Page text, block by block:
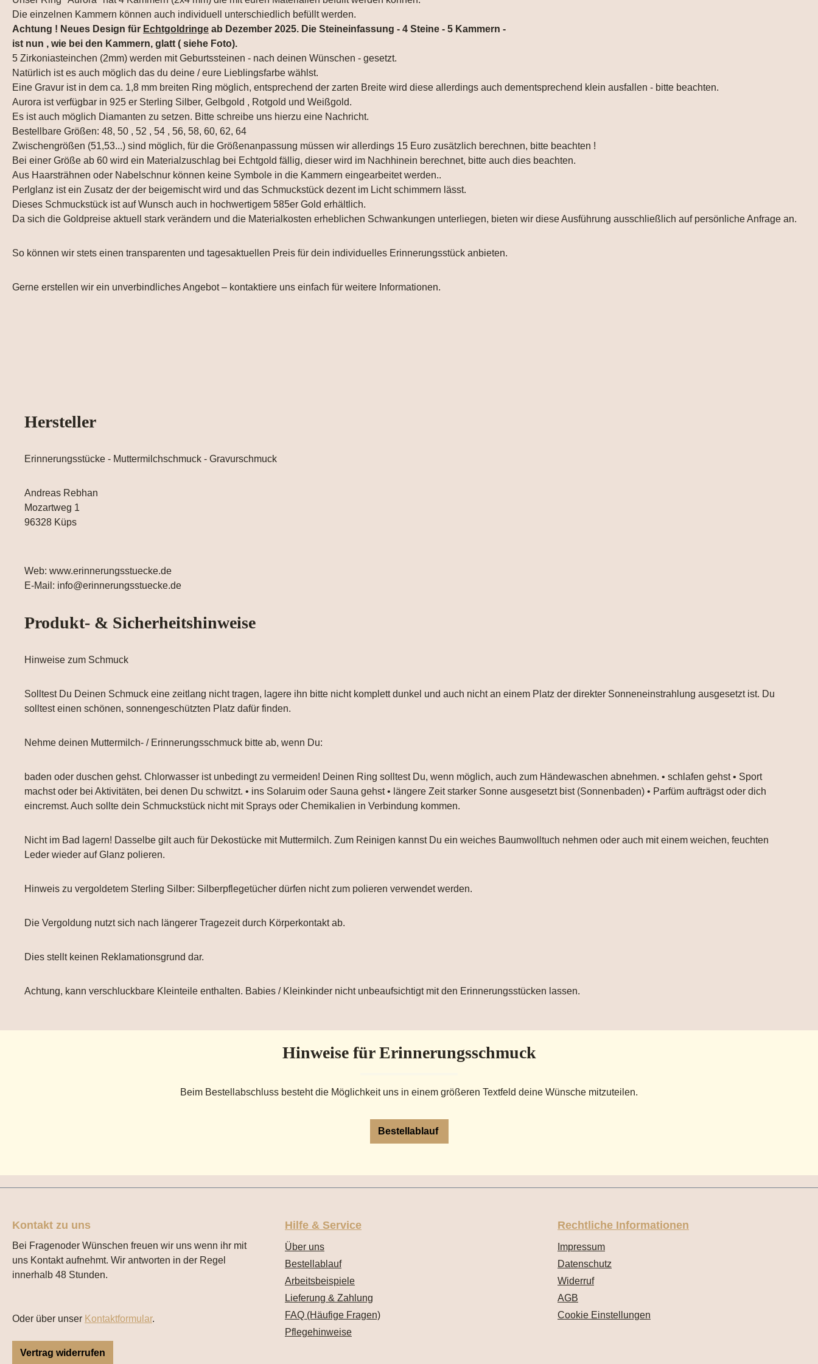
Die einzelnen Kammern können auch individuell unterschiedlich befüllt werden.
Achtung ! Neues Design für Echtgoldringe ab Dezember 2025. Die Steineinfassung - 4 Steine - 5 Kammern -
ist nun , wie bei den Kammern, glatt ( siehe Foto).
5 Zirkoniasteinchen (2mm) werden mit Geburtssteinen - nach deinen Wünschen - gesetzt.
Natürlich ist es auch möglich das du deine / eure Lieblingsfarbe wählst.
Eine Gravur ist in dem ca. 1,8 mm breiten Ring möglich, entsprechend der zarten Breite wird diese allerdings auch dementsprechend klein ausfallen - bitte beachten.
Aurora ist verfügbar in 925 er Sterling Silber, Gelbgold , Rotgold und Weißgold.
Es ist auch möglich Diamanten zu setzen. Bitte schreibe uns hierzu eine Nachricht.
Bestellbare Größen: 48, 50 , 52 , 54 , 56, 58, 60, 62, 64
Zwischengrößen (51,53...) sind möglich, für die Größenanpassung müssen wir allerdings 15 Euro zusätzlich berechnen, bitte beachten !
Bei einer Größe ab 60 wird ein Materialzuschlag bei Echtgold fällig, dieser wird im Nachhinein berechnet, bitte auch dies beachten.
Aus Haarsträhnen oder Nabelschnur können keine Symbole in die Kammern eingearbeitet werden..
Perlglanz ist ein Zusatz der der beigemischt wird und das Schmuckstück dezent im Licht schimmern lässt.
Dieses Schmuckstück ist auf Wunsch auch in hochwertigem 585er Gold erhältlich.
Da sich die Goldpreise aktuell stark verändern und die Materialkosten erheblichen Schwankungen unterliegen, bieten wir diese Ausführung ausschließlich auf persönliche Anfrage an.
So können wir stets einen transparenten und tagesaktuellen Preis für dein individuelles Erinnerungsstück anbieten.
Gerne erstellen wir ein unverbindliches Angebot – kontaktiere uns einfach für weitere Informationen.
Hersteller
Erinnerungsstücke - Muttermilchschmuck - Gravurschmuck
Andreas Rebhan
Mozartweg 1
96328 Küps
Web: www.erinnerungsstuecke.de
E-Mail: info@erinnerungsstuecke.de
Produkt- & Sicherheitshinweise
Hinweise zum Schmuck
Solltest Du Deinen Schmuck eine zeitlang nicht tragen, lagere ihn bitte nicht komplett dunkel und auch nicht an einem Platz der direkter Sonneneinstrahlung ausgesetzt ist. Du
solltest einen schönen, sonnengeschützten Platz dafür finden.
Nehme deinen Muttermilch- / Erinnerungsschmuck bitte ab, wenn Du:
baden oder duschen gehst. Chlorwasser ist unbedingt zu vermeiden! Deinen Ring solltest Du, wenn möglich, auch zum Händewaschen abnehmen. • schlafen gehst • Sport
machst oder bei Aktivitäten, bei denen Du schwitzt. • ins Solaruim oder Sauna gehst • längere Zeit starker Sonne ausgesetzt bist (Sonnenbaden) • Parfüm aufträgst oder dich
eincremst. Auch sollte dein Schmuckstück nicht mit Sprays oder Chemikalien in Verbindung kommen.
Nicht im Bad lagern! Dasselbe gilt auch für Dekostücke mit Muttermilch. Zum Reinigen kannst Du ein weiches Baumwolltuch nehmen oder auch mit einem weichen, feuchten
Leder wieder auf Glanz polieren.
Hinweis zu vergoldetem Sterling Silber: Silberpflegetücher dürfen nicht zum polieren verwendet werden.
Die Vergoldung nutzt sich nach längerer Tragezeit durch Körperkontakt ab.
Dies stellt keinen Reklamationsgrund dar.
Achtung, kann verschluckbare Kleinteile enthalten. Babies / Kleinkinder nicht unbeaufsichtigt mit den Erinnerungsstücken lassen.
Hinweise für Erinnerungsschmuck
Beim Bestellabschluss besteht die Möglichkeit uns in einem größeren Textfeld deine Wünsche mitzuteilen.
Bestellablauf
Kontakt zu uns
Bei Fragenoder Wünschen freuen wir uns wenn ihr mit
uns Kontakt aufnehmt. Wir antworten in der Regel
innerhalb 48 Stunden.
Oder über unser Kontaktformular.
Vertrag widerrufen
Hilfe & Service
Über uns
Bestellablauf
Arbeitsbeispiele
Lieferung & Zahlung
FAQ (Häufige Fragen)
Pflegehinweise
Rechtliche Informationen
Impressum
Datenschutz
Widerruf
AGB
Cookie Einstellungen